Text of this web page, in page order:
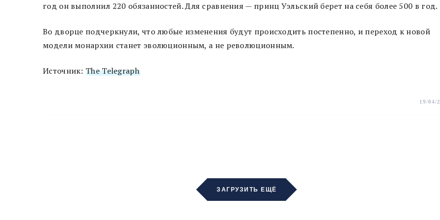
год он выполнил 220 обязанностей. Для сравнения — принц Уэльский берет на себя более 500 в год.
Во дворце подчеркнули, что любые изменения будут происходить постепенно, и переход к новой
модели монархии станет эволюционным, а не революционным.
Источник: The Telegraph
19/04/
ЗАГРУЗИТЬ ЕЩЁ